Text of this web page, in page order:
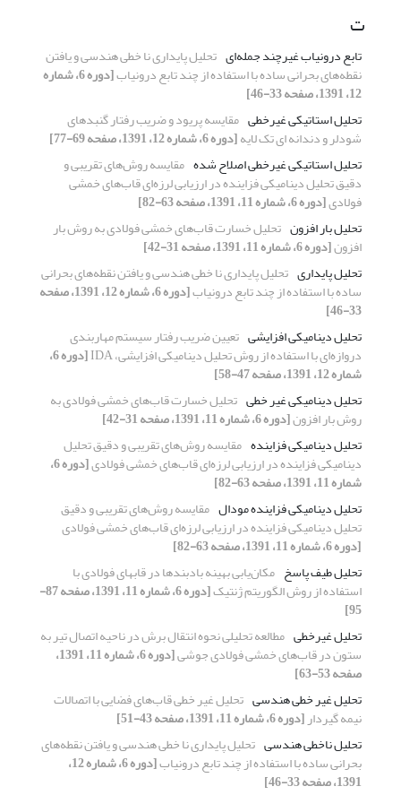
ت
تابع درونیاب غیرچند جمله‌ای تحلیل پایداری نا خطی هندسی و یافتن
نقطه‌های بحرانی ساده با استفاده از چند تابع درونیاب [دوره 6، شماره
12، 1391، صفحه 33-46]
تحلیل استاتیکی غیرخطی مقایسه پریود و ضریب رفتار گنبدهای
شودلر و دندانه ای تک لایه[دوره 6، شماره 12، 1391، صفحه 69-77]
تحلیل استاتیکی غیرخطی اصلاح شده مقایسه روش‌های تقریبی و
دقیق تحلیل دینامیکی فزاینده در ارزیابی لرزه‌ای قاب‌های خمشی
فولادی[دوره 6، شماره 11، 1391، صفحه 63-82]
تحلیل بار افزون تحلیل خسارت قاب‌های خمشی فولادی به روش بار
افزون[دوره 6، شماره 11، 1391، صفحه 31-42]
تحلیل پایداری تحلیل پایداری نا خطی هندسی و یافتن نقطه‌های بحرانی
ساده با استفاده از چند تابع درونیاب [دوره 6، شماره 12، 1391، صفحه
33-46]
تحلیل دینامیکی افزایشی تعیین ضریب رفتار سیستم مهاربندی
دروازه‌ای با استفاده از روش تحلیل دینامیکی افزایشی، IDA [دوره 6،
شماره 12، 1391، صفحه 47-58]
تحلیل دینامیکی غیر خطی تحلیل خسارت قاب‌های خمشی فولادی به
روش بار افزون[دوره 6، شماره 11، 1391، صفحه 31-42]
تحلیل دینامیکی فزاینده مقایسه روش‌های تقریبی و دقیق تحلیل
دینامیکی فزاینده در ارزیابی لرزه‌ای قاب‌های خمشی فولادی [دوره 6،
شماره 11، 1391، صفحه 63-82]
تحلیل دینامیکی فزاینده مودال مقایسه روش‌های تقریبی و دقیق
تحلیل دینامیکی فزاینده در ارزیابی لرزه‌ای قاب‌های خمشی فولادی
[دوره 6، شماره 11، 1391، صفحه 63-82]
تحلیل طیف پاسخ مکان‌یابی بهینه بادبندها در قابهای فولادی با
استفاده از روش الگوریتم ژنتیک [دوره 6، شماره 11، 1391، صفحه 87-
95]
تحلیل غیرخطی مطالعه تحلیلی نحوه انتقال برش در ناحیه اتصال تیر به
ستون در قاب‌های خمشی فولادی جوشی [دوره 6، شماره 11، 1391،
صفحه 53-63]
تحلیل غیر خطی هندسی تحلیل غیر خطی قاب‌های فضایی با اتصالات
نیمه گیردار[دوره 6، شماره 11، 1391، صفحه 43-51]
تحلیل ناخطی هندسی تحلیل پایداری نا خطی هندسی و یافتن نقطه‌های
بحرانی ساده با استفاده از چند تابع درونیاب [دوره 6، شماره 12،
1391، صفحه 33-46]